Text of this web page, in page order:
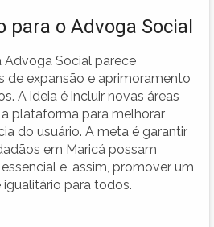
para o Advoga Social
Social parece
de expansão e aprimoramento
A ideia é incluir novas áreas
plataforma para melhorar
do usuário. A meta é garantir
em Maricá possam
e, assim, promover um
para todos.